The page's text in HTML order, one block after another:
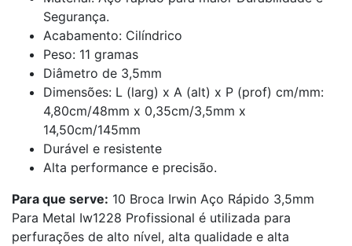
Segurança.
Acabamento: Cilíndrico
Peso: 11 gramas
Diâmetro de 3,5mm
Dimensões: L (larg) x A (alt) x P (prof) cm/mm:
4,80cm/48mm x 0,35cm/3,5mm x
14,50cm/145mm
Durável e resistente
Alta performance e precisão.
Para que serve: 10 Broca Irwin Aço Rápido 3,5mm
Para Metal Iw1228 Profissional é utilizada para
perfurações de alto nível, alta qualidade e alta